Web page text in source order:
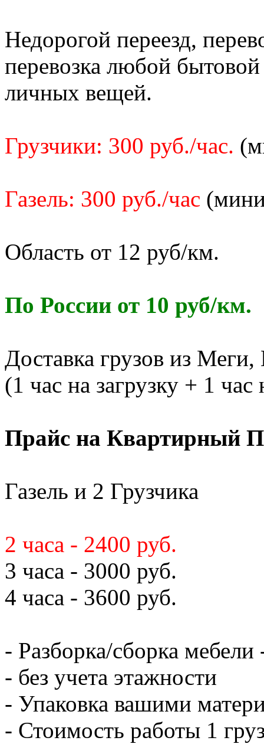
Недорогой переезд,
перевозка любой
личных вещей.
Грузчики: 300 руб./час.
Газель: 300 руб./час
Область от 12 руб/км.
По России от 10 руб/км.
Доставка грузов из
(1 час на загрузку + 1
Прайс на Квартирный
Газель и 2 Грузчика
2 часа - 2400 руб.
3 часа - 3000 руб.
4 часа - 3600 руб.
- Разборка/сборка мебели
- без учета этажности
- Упаковка вашими
- Стоимость работы 1